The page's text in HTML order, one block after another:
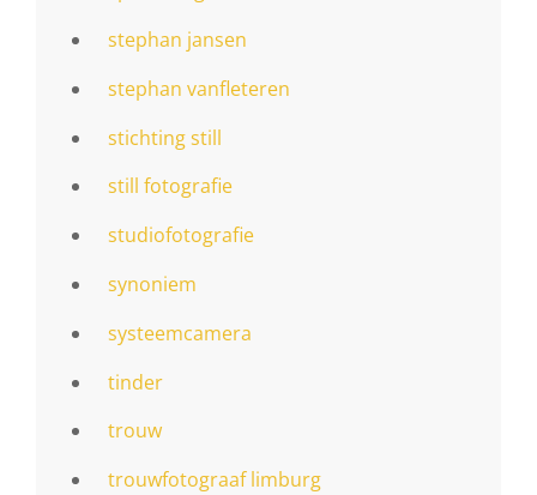
stephan jansen
stephan vanfleteren
stichting still
still fotografie
studiofotografie
synoniem
systeemcamera
tinder
trouw
trouwfotograaf limburg